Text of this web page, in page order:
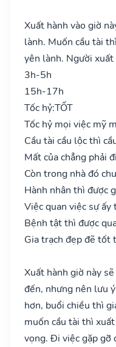
Xuất hành vào giờ
lành. Muốn cầu tài
yên lành. Người
3h-5h
15h-17h
Tốc hỷ:TỐT
Tốc hỷ mọi việc mỹ
Cầu tài cầu lộc thì
Mất của chẳng phải
Còn trong nhà đó
Hành nhân thì được
Việc quan việc sự ấy
Bệnh tật thì được
Gia trạch đẹp đẽ tốt
Xuất hành giờ này
đến, nhưng nên lưu
hơn, buổi chiều thì
muốn cầu tài thì
vọng. Đi việc gặp gỡ